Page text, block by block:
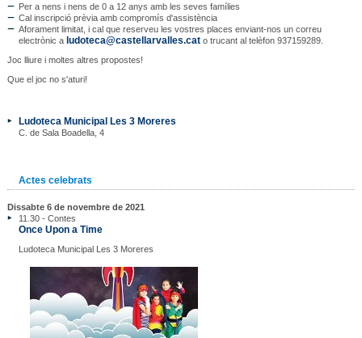
Per a nens i nens de 0 a 12 anys amb les seves famílies
Cal inscripció prèvia amb compromís d'assistència
Aforament limitat, i cal que reserveu les vostres places enviant-nos un correu
electrònic a ludoteca@castellarvalles.cato trucant al telèfon 937159289.
Joc lliure i moltes altres propostes!
Que el joc no s'aturi!
Ludoteca Municipal Les 3 Moreres
C. de Sala Boadella, 4
Actes celebrats
Dissabte 6 de novembre de 2021
11.30 - Contes
Once Upon a Time
Ludoteca Municipal Les 3 Moreres